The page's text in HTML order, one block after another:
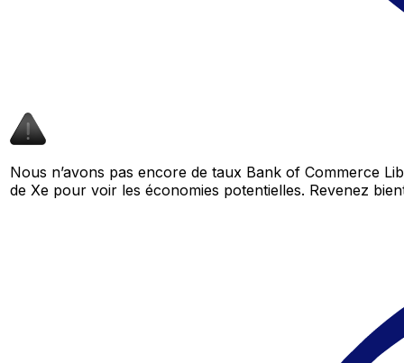
Nous n’avons pas encore de taux Bank of Commerce
de Xe pour voir les économies potentielles. Revenez